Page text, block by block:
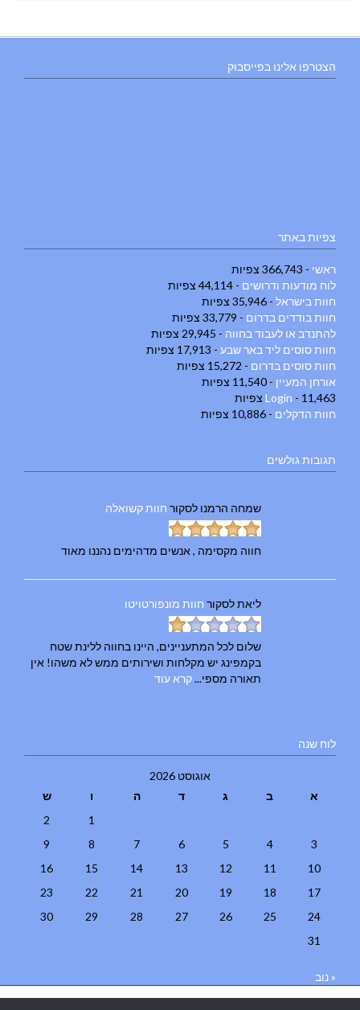
הצטרפו אלינו בפייסבוק
צפיות באתר
ראשי - 366,743 צפיות
לוח מודעות ודרושים - 44,114 צפיות
חוות בישראל - 35,946 צפיות
חוות בודדים בדרום - 33,779 צפיות
להתנדב או לעבוד בחווה - 29,945 צפיות
חוות סוסים ליד באר שבע - 17,913 צפיות
חוות סוסים בדרום - 15,272 צפיות
אורחן המעיין - 11,540 צפיות
Login - 11,463 צפיות
חוות הדקלים - 10,886 צפיות
תגובות גולשים
שמחה הרמנו לסקור חוות קשואלה
חווה מקסימה , אנשים מדהימים נהננו מאוד
ליאתלסקור חוות מונפורטויטו
שלום לכל המתעניינים, היינו בחווה ללינת שטח
בקמפינג יש מקלחות ושירותים ממש לא משהו! אין
תאורה מספי...קרא עוד
לוח שנה
אוגוסט 2026
א
ב ג ד ה ו
ש
1
2
3
4
5
6
7
8
9
10
11
12
13
14
15
16
17
18
19
20
21
22
23
24
25
26
27
28
29
30
31
« נוב